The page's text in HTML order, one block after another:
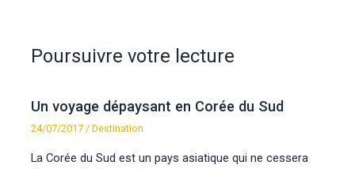
Poursuivre votre lecture
Un voyage dépaysant en Corée du Sud
24/07/2017/Destination
La Corée du Sud est un pays asiatique qui ne cessera